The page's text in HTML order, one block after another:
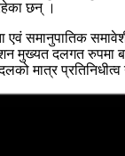
छन् ।
एवं समानुपातिक
मुख्यत दलगत रुपमा
मात्र